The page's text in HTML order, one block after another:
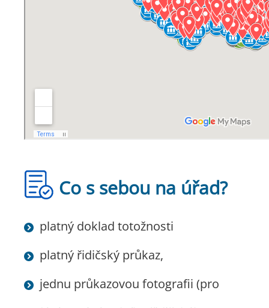
Co s sebou na úřad?
​platný doklad totožnosti
​platný řidičský průkaz,
jednu průkazovou fotografii (pro